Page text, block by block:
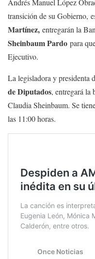
transición de su Gobierno,
Martínez, entregarán la
Sheinbaum Pardo para
Ejecutivo.
La legisladora y presidenta
de Diputados, entregará la
Claudia Sheinbaum. Se
las 11:00 horas.